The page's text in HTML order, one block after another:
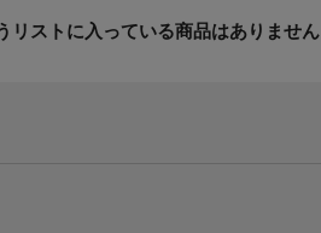
リストに入っている商品はありません